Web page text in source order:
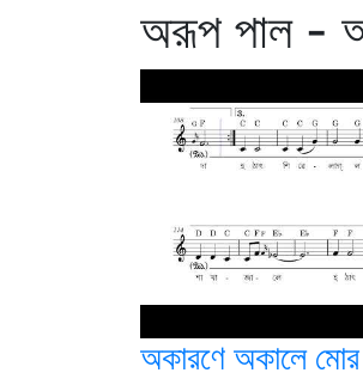
অরূপ পাল -
অকারণে অকালে মোর